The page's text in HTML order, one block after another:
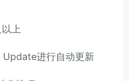
上
进行自动更新